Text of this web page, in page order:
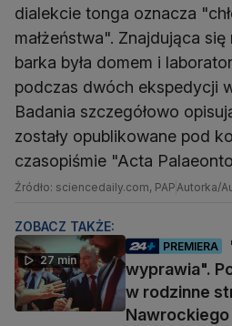
dialekcie tonga oznacza
małżeństwa". Znajdująca
barka była domem i
podczas dwóch ekspedycji
Badania szczegółowo
zostały opublikowane pod
czasopiśmie "Acta
Źródło: sciencedaily.com, PAPAutorka/
ZOBACZ TAKŻE:
27 min
PREMIERA
wyprawia".
w rodzinne
Nawrockiego